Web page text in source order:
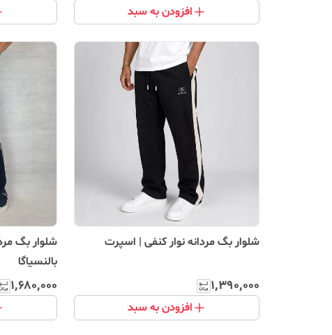
افزودن به سبد
شلوار بگ مردانه نوار کنفی | اسپرت
۱٬۳۹۰٬۰۰۰
افزودن به سبد
شلوار بگ
بالنسیاگا
۱٬۶۸۰٬۰۰۰